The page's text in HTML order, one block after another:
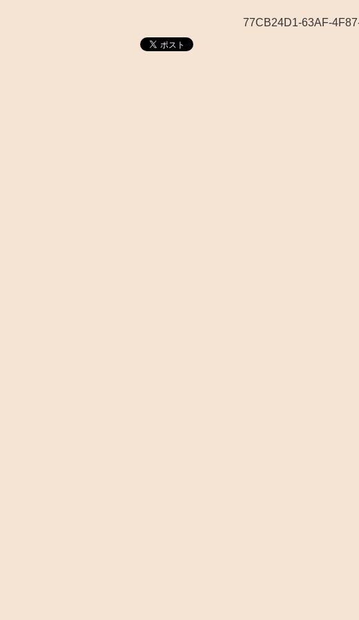
77CB24D1-63AF-